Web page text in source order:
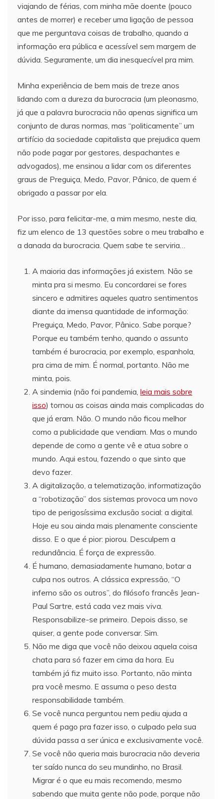
viajando de férias, com minha mãe doente (pouco
antes de morrer) e receber uma ligação de pessoa
que me perguntava coisas de trabalho, quando a
informação era pública e acessível sem margem de
dúvida. Seguramente, um dia inesquecível pra mim.
Minha experiência de bem mais de treze anos
lidando com a dureza da burocracia (um pleonasmo,
já que a palavra burocracia não apenas significa um
conjunto de duras normas, mas “politicamente” um
artifício da sociedade capitalista que prejudica quem
não pode pagar por gestores, despachantes e
advogados), me ensinou a lidar com os diferentes
graus de Preguiça, Medo, Pavor, Pânico, de quem é
obrigado a passar por ela.
Por isso, para felicitar-me, a mim mesmo, neste dia,
fiz um elenco de 13 questões sobre o meu trabalho e
a danada da burocracia. Quem sabe te serviria…
A maioria das informações já existem. Não se
minta pra si mesmo. Eu concordarei se fores
sincero e admitires aqueles quatro sentimentos
diante da imensa quantidade de informação:
Preguiça, Medo, Pavor, Pânico. Sabe porque?
Porque eu também tenho, quando o assunto
também é burocracia, por exemplo, espanhola,
pra cima de mim. É normal, portanto. Não me
minta, pois.
A sindemia (não foi pandemia, leia mais sobre
isso) tornou as coisas ainda mais complicadas do
que já eram. Não. O mundo não ficou melhor
como a publicidade que vendiam. Mas o mundo
depende de como a gente vê e atua sobre o
mundo. Aqui estou, fazendo o que sinto que
devo fazer.
A digitalização, a telematização, informatização
a “robotização” dos sistemas provoca um novo
tipo de perigosíssima exclusão social: a digital.
Hoje eu sou ainda mais plenamente consciente
disso. E o que é pior: piorou. Desculpem a
redundância. É força de expressão.
É humano, demasiadamente humano, botar a
culpa nos outros. A clássica expressão, “O
inferno são os outros”, do filósofo francês Jean-
Paul Sartre, está cada vez mais viva.
Responsabilize-se primeiro. Depois disso, se
quiser, a gente pode conversar. Sim.
Não me diga que você não deixou aquela coisa
chata para só fazer em cima da hora. Eu
também já fiz muito isso. Portanto, não minta
pra você mesmo. E assuma o peso desta
responsabilidade também.
Se você nunca perguntou nem pediu ajuda a
quem é pago pra fazer isso, o culpado pela sua
dúvida passa a ser única e exclusivamente você.
Se você não queria mais burocracia não deveria
ter saído nunca do seu mundinho, no Brasil.
Migrar é o que eu mais recomendo, mesmo
sabendo que muita gente não pode, porque não